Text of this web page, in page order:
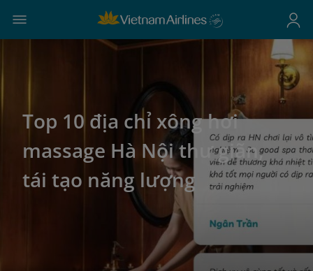
Top 10 địa chỉ xông hơi
massage Hà Nội thư giãn,
tái tạo năng lượng